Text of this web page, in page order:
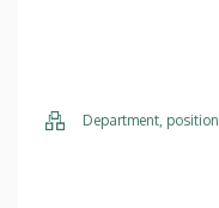
Department, position